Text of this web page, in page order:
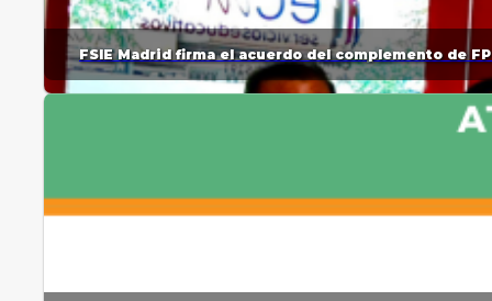
FSIE Madrid firma el acuerdo del complemento de